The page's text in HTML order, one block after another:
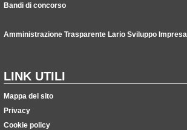
Bandi di concorso
Amministrazione Trasparente Lario Sviluppo Impresa
LINK UTILI
Mappa del sito
Privacy
Cookie policy